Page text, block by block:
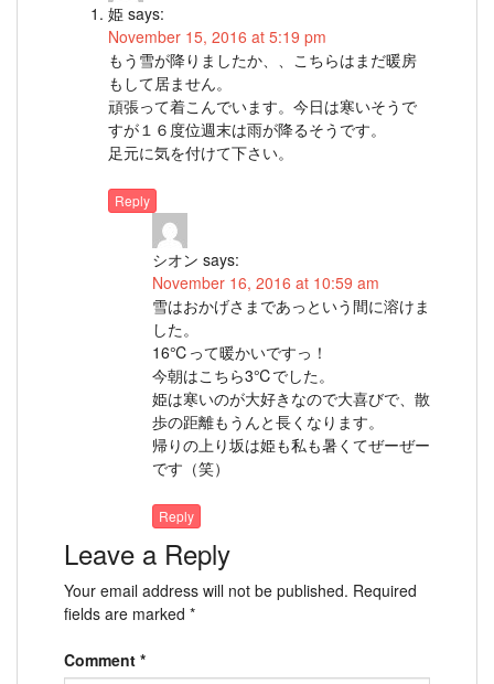
姫 says:
November 15, 2016 at 5:19 pm
もう雪が降りましたか、、こちらはまだ暖房
もして居ません。
頑張って着こんでいます。今日は寒いそうで
すが１６度位週末は雨が降るそうです。
足元に気を付けて下さい。
Reply
シオン says:
November 16, 2016 at 10:59 am
雪はおかげさまであっという間に溶けま
した。
16℃って暖かいですっ！
今朝はこちら3℃でした。
姫は寒いのが大好きなので大喜びで、散
歩の距離もうんと長くなります。
帰りの上り坂は姫も私も暑くてぜーぜー
です（笑）
Reply
Leave a Reply
Your email address will not be published. Required
fields are marked *
Comment *